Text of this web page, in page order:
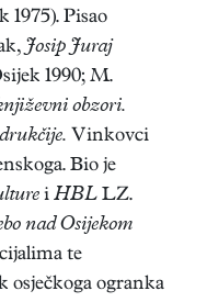
1975). Pisao
Josip Juraj
1990; M.
obzori.
Vinkovci
Bio je
i HBL LZ.
nad Osijekom
te
osječkoga ogranka